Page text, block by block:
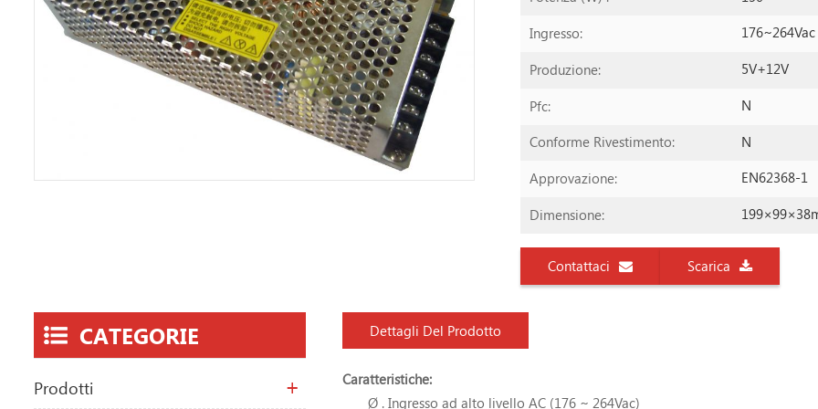
Ingresso: 176~264Vac
Produzione: 5V+12V
Pfc: N
Conforme Rivestimento: N
Approvazione: EN62368-1
Dimensione:
Contattaci Scarica
Dettagli Del Prodotto
Caratteristiche:
Ø . Ingresso ad alto livello AC (176 ~ 264Vac)
CATEGORIE
Prodotti